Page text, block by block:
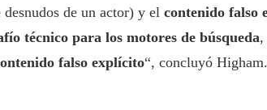
desnudos de un actor) y el contenido falso
técnico para los motores de búsqueda,
falso explícito“, concluyó Higham.